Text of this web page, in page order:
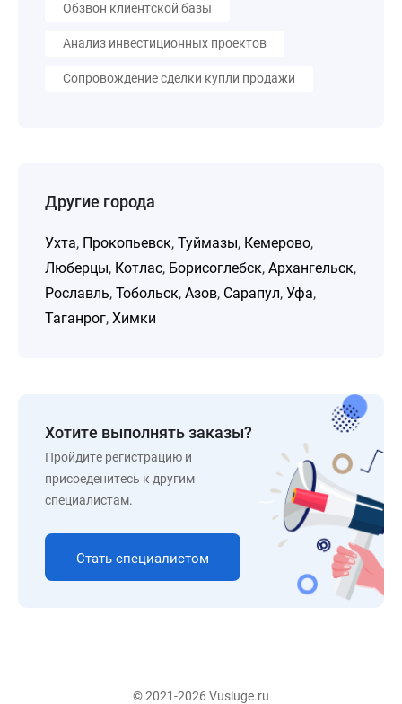
Обзвон клиентской базы
Анализ инвестиционных проектов
Сопровождение сделки купли продажи
Другие города
Ухта, Прокопьевск, Туймазы, Кемерово,
Люберцы, Котлас, Борисоглебск, Архангельск,
Рославль, Тобольск, Азов, Сарапул, Уфа,
Таганрог, Химки
Хотите выполнять заказы?
Пройдите регистрацию и
присоеденитесь к другим
специалистам.
Стать специалистом
© 2021-2026 Vusluge.ru